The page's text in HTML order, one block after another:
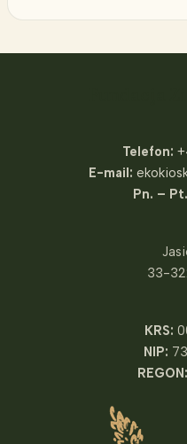
Telefon:
E-mail:
Pn. – Pt.
33-
KRS:
NIP:
REGON: